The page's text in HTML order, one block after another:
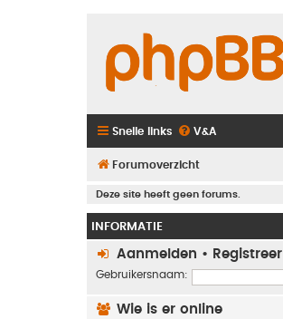
Snelle links V&A
Forumoverzicht
Deze site heeft geen forums.
INFORMATIE
Aanmelden • Registreer
Gebruikersnaam:
Wie is er online